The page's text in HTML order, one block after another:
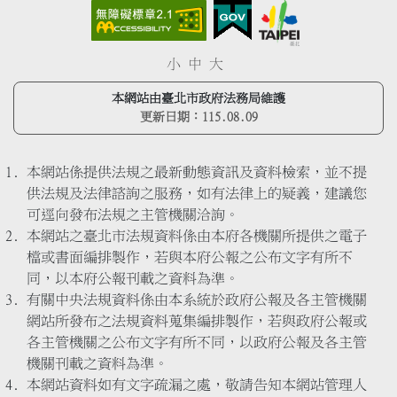
小 中 大
本網站由臺北市政府法務局維護
更新日期： 115.08.09
本網站係提供法規之最新動態資訊及資料檢索，並不提
供法規及法律諮詢之服務，如有法律上的疑義，建議您
可逕向發布法規之主管機關洽詢。
本網站之臺北市法規資料係由本府各機關所提供之電子
檔或書面編排製作，若與本府公報之公布文字有所不
同，以本府公報刊載之資料為準。
有關中央法規資料係由本系統於政府公報及各主管機關
網站所發布之法規資料蒐集編排製作，若與政府公報或
各主管機關之公布文字有所不同，以政府公報及各主管
機關刊載之資料為準。
本網站資料如有文字疏漏之處，敬請告知本網站管理人